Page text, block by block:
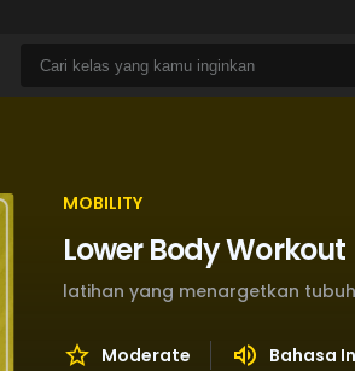
MOBILITY
Lower Body Workout
latihan yang menargetkan
Moderate Bahasa